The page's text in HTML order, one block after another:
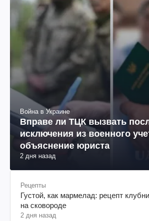
Война в Украине
Вправе ли ТЦК вызвать
исключения из военного
объяснение юриста
2 дня назад
Рецепты
Густой, как мармелад: рецепт
на сковороде
2 дня назад